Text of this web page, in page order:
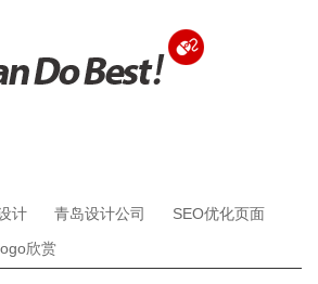
计 青岛设计公司
SEO优化页面
欣赏